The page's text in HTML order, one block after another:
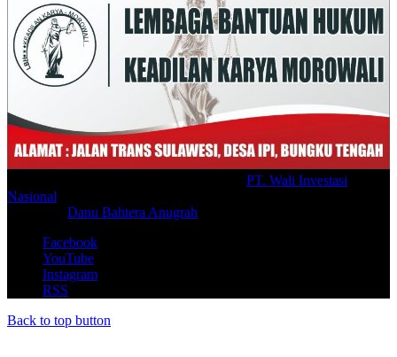
PT. Wali Investasi
Nasional
Danu Bahtera Anugrah
Facebook
YouTube
Instagram
RSS
Back to top button